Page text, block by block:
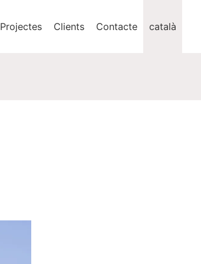
Projectes Clients Contacte català